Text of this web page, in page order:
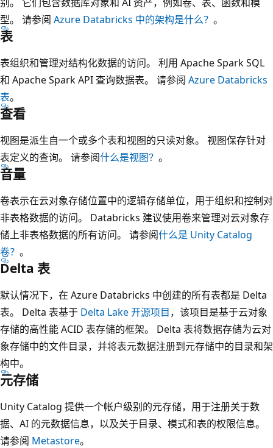
型。 请参阅 Azure Databricks 中的架构是什么？ 。
表
表组织和管理对结构化数据的访问。 利用 Apache Spark SQL
和 Apache Spark API 查询数据表。 请参阅 Azure Databricks
表。
查看
视图是派生自一个或多个表和视图的只读对象。 视图保存针对
表定义的查询。 请参阅什么是视图？ 。
音量
卷表示在云对象存储位置中的逻辑存储单位，用于组织和控制对
非表格数据的访问。 Databricks 建议使用卷来管理对云对象存
储上非表格数据的所有访问。 请参阅什么是 Unity Catalog
卷？ 。
Delta 表
默认情况下，在 Azure Databricks 中创建的所有表都是 Delta
表。 Delta 表基于 Delta Lake 开源项目，该项目是基于云对象
存储的高性能 ACID 表存储的框架。 Delta 表将数据存储为云对
象存储中的文件目录，并将表元数据注册到元存储中的目录和架
构中。
元存储
Unity Catalog 提供一个帐户级别的元存储，用于注册关于数
据、AI 的元数据信息，以及关于目录、模式和表的权限信息。
请参阅 Metastore。